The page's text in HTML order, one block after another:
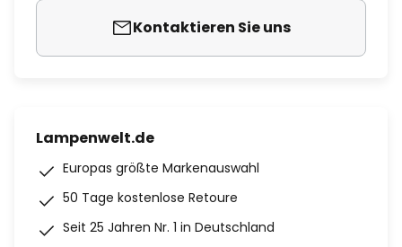
Kontaktieren Sie uns
Lampenwelt.de
Europas größte Markenauswahl
50 Tage kostenlose Retoure
Seit 25 Jahren Nr. 1 in Deutschland